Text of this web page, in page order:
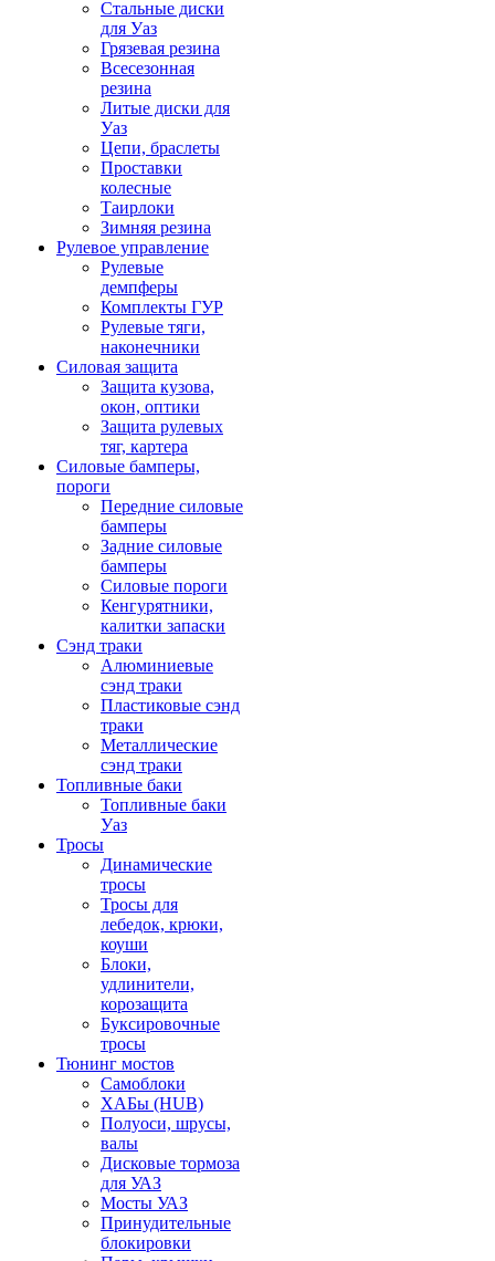
Стальные диски
для Уаз
Грязевая резина
Всесезонная
резина
Литые диски для
Уаз
Цепи, браслеты
Проставки
колесные
Таирлоки
Зимняя резина
Рулевое управление
Рулевые
демпферы
Комплекты ГУР
Рулевые тяги,
наконечники
Силовая защита
Защита кузова,
окон, оптики
Защита рулевых
тяг, картера
Силовые бамперы,
пороги
Передние силовые
бамперы
Задние силовые
бамперы
Силовые пороги
Кенгурятники,
калитки запаски
Сэнд траки
Алюминиевые
сэнд траки
Пластиковые сэнд
траки
Металлические
сэнд траки
Топливные баки
Топливные баки
Уаз
Тросы
Динамические
тросы
Тросы для
лебедок, крюки,
коуши
Блоки,
удлинители,
корозащита
Буксировочные
тросы
Тюнинг мостов
Самоблоки
ХАБы (HUB)
Полуоси, шрусы,
валы
Дисковые тормоза
для УАЗ
Мосты УАЗ
Принудительные
блокировки